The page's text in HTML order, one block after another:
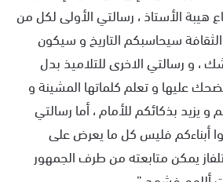
هيبة الأستاذ ، رسالتي الأولى لكل من
سيحاسبكم التاريخ و سيكون
، و رسالتي الاخرى للتلاميذ بدل
عليها و تعلم كلماتها المشينة و
و يزيد بذكائكم للأمام ، أما رسالتي
أبناءكم فليس كل ما يعرض على
يمكن متابعته من طرف الجمهور